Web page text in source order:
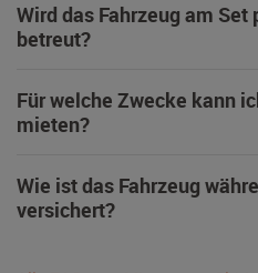
Wird das Fahrzeug am
betreut?
Für welche Zwecke kann
mieten?
Wie ist das Fahrzeug
versichert?